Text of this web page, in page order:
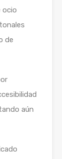
ocio
de
aún